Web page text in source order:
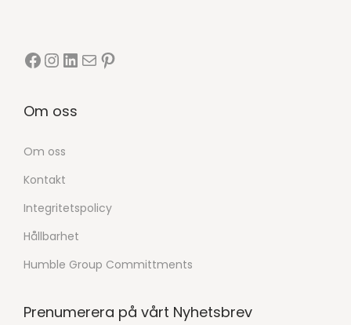
Om oss
Om oss
Kontakt
Integritetspolicy
Hållbarhet
Humble Group Committments
Prenumerera på vårt Nyhetsbrev